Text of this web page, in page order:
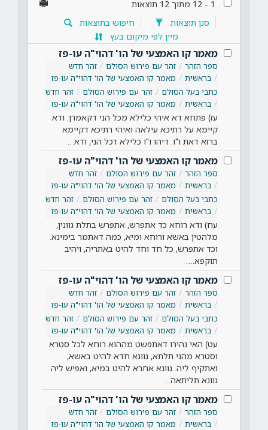
1
-
12 מתוך 12 תוצאות
סנן תוצאות
חיפוש בתוצאות
מיין לפי מיקום בעץ
מאמר קו האמצעי של הו' דהוי"ה עו-פז
ספר הזהר זהר עם פירוש הסולם
זהר חדש
בראשית
מאמר קו האמצעי של הו' דהוי"ה עו-פז
כתבי בעל הסולם
זהר עם פירוש הסולם
זהר חדש
בראשית
מאמר קו האמצעי של הו' דהוי"ה עו-פז
עז) פתחא דא איהי כלילא מכל הני דקאמרן. ודא
קיימא על רתיכא עילאה ואיהי רתיכא דקיימא
ברזא דאת ו"ו. דיהו ו"ו כלילא דכל הני, ודא…
מאמר קו האמצעי של הו' דהוי"ה עו-פז
ספר הזהר זהר עם פירוש הסולם
זהר חדש
בראשית
מאמר קו האמצעי של הו' דהוי"ה עו-פז
כתבי בעל הסולם
זהר עם פירוש הסולם
זהר חדש
בראשית
מאמר קו האמצעי של הו' דהוי"ה עו-פז
עח) ודא רוחא כד אתפרש, אתפרש בתלת גוונין,
מלהטין באשא ורוחא ומיא, כמה דאתמר בימינא.
וכד אתפרש, כל חד וחד להיט באתריה, ויהיב
תוקפא.…
מאמר קו האמצעי של הו' דהוי"ה עו-פז
ספר הזהר זהר עם פירוש הסולם
זהר חדש
בראשית
מאמר קו האמצעי של הו' דהוי"ה עו-פז
כתבי בעל הסולם
זהר עם פירוש הסולם
זהר חדש
בראשית
מאמר קו האמצעי של הו' דהוי"ה עו-פז
עט) האי נהירו דאתפשט מההוא רוחא לכל סטרא
וסטרא מהני תלתא, גוונא חדא להיט באשא,
ואתקיף ליה. גוונא אחרא להיט במיא, ואפיש ליה.
גוונא תליתאה…
מאמר קו האמצעי של הו' דהוי"ה עו-פז
ספר הזהר זהר עם פירוש הסולם
זהר חדש
בראשית
מאמר קו האמצעי של הו' דהוי"ה עו-פז